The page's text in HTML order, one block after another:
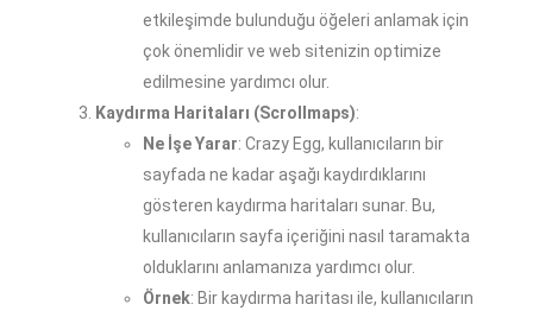
etkileşimde bulunduğu öğeleri anlamak için
çok önemlidir ve web sitenizin optimize
edilmesine yardımcı olur.
Kaydırma Haritaları (Scrollmaps):
Ne İşe Yarar: Crazy Egg, kullanıcıların bir
sayfada ne kadar aşağı kaydırdıklarını
gösteren kaydırma haritaları sunar. Bu,
kullanıcıların sayfa içeriğini nasıl taramakta
olduklarını anlamanıza yardımcı olur.
Örnek: Bir kaydırma haritası ile, kullanıcıların